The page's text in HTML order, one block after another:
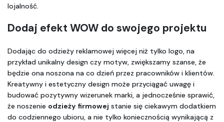
lojalność.
Dodaj efekt WOW do swojego projektu
Dodając do odzieży reklamowej więcej niż tylko logo, na
przykład unikalny design czy motyw, zwiększamy szanse, że
będzie ona noszona na co dzień przez pracowników i klientów.
Kreatywny i estetyczny design może przyciągać uwagę i
budować pozytywny wizerunek marki, a jednocześnie sprawić,
że noszenie odzieży firmowej stanie się ciekawym dodatkiem
do codziennego ubioru, a nie tylko koniecznością wynikającą z